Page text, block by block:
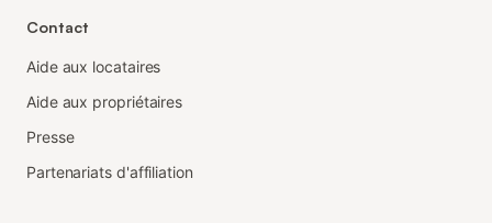
Contact
Aide aux locataires
Aide aux propriétaires
Presse
Partenariats d'affiliation